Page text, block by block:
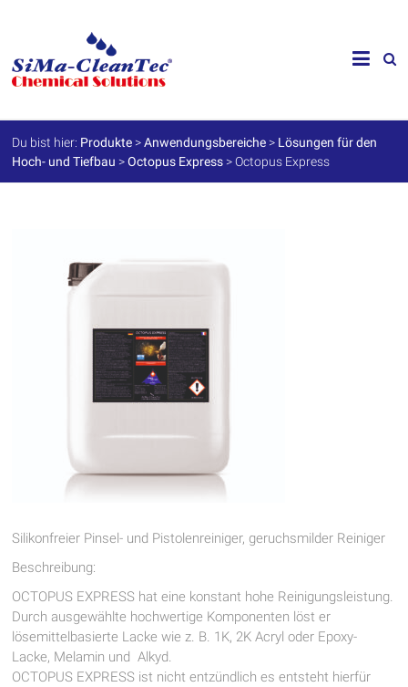
SiMa-
Cleantec
GmbH
Spezialprodukte
für
Du bist hier: Produkte >Anwendungsbereiche > Lösungen für den
Hoch- und Tiefbau >Octopus Express >Octopus Express
Silikonfreier Pinsel- und Pistolenreiniger, geruchsmilder Reiniger
Beschreibung:
OCTOPUS EXPRESS hat eine konstant hohe Reinigungsleistung.
Durch ausgewählte hochwertige Komponenten löst er
lösemittelbasierte Lacke wie z. B. 1K, 2K Acryl oder Epoxy-
Lacke, Melamin und Alkyd.
OCTOPUS EXPRESS ist nicht entzündlich es entsteht hierfür